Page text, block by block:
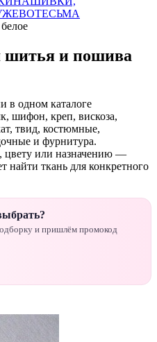
ТЕСЬМА
шитья и пошива
в одном каталоге
шифон, креп, вискоза,
твид, костюмные,
и фурнитура.
цвету или назначению —
найти ткань для конкретного
и пришлём промокод